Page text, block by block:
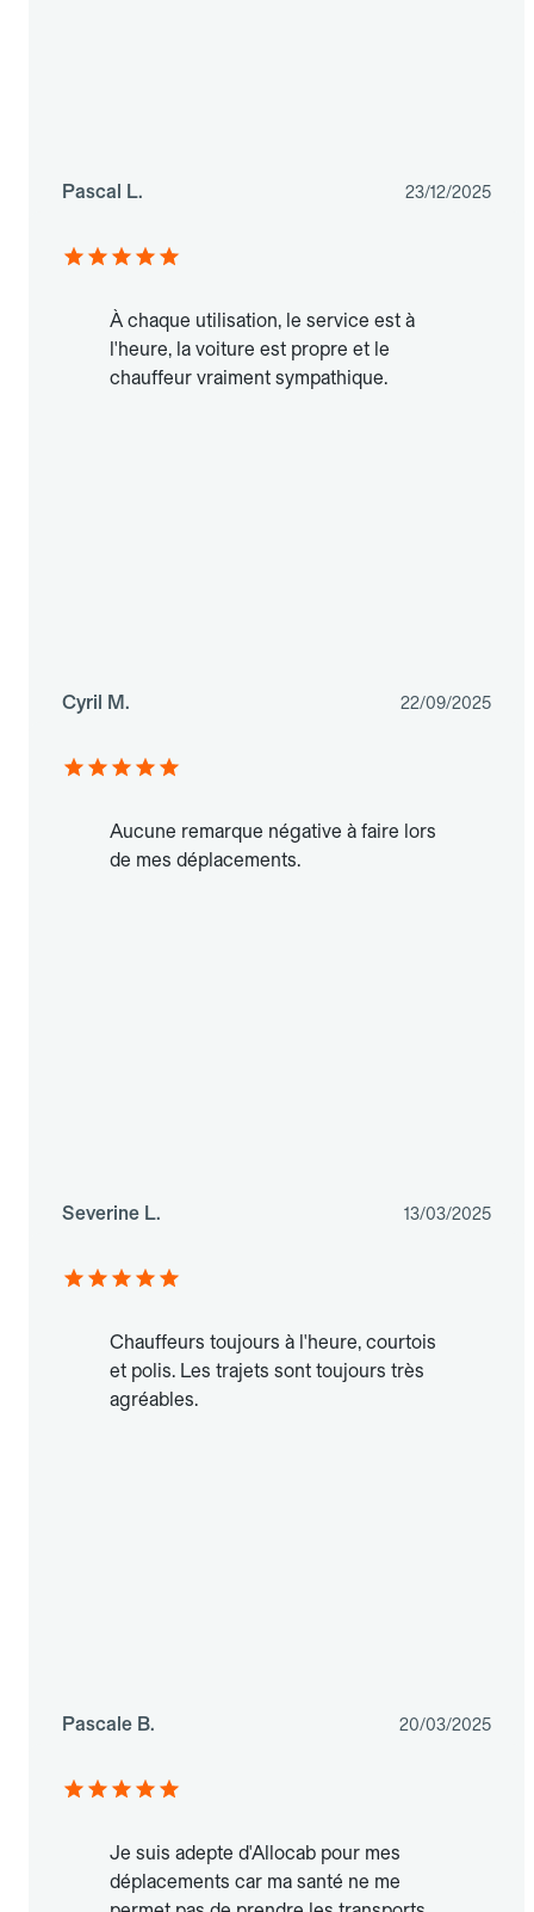
Pascal L. 23/12/2025
À chaque utilisation, le service est à
l'heure, la voiture est propre et le
chauffeur vraiment sympathique.
Cyril M. 22/09/2025
Aucune remarque négative à faire lors
de mes déplacements.
Severine L. 13/03/2025
Chauffeurs toujours à l'heure, courtois
et polis. Les trajets sont toujours très
agréables.
Pascale B. 20/03/2025
Je suis adepte d'Allocab pour mes
déplacements car ma santé ne me